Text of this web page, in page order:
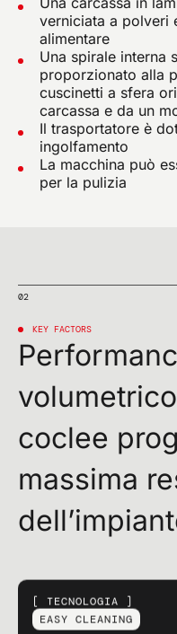
verniciata a polveri
alimentare
Una spirale interna
proporzionato alla
cuscinetti a sfera
carcassa e da un
Il trasportatore è
ingolfamento
La macchina può
per la pulizia
02
KEY FACTORS
coclee
massima
TECNOLOGIA
EASY CLEANING